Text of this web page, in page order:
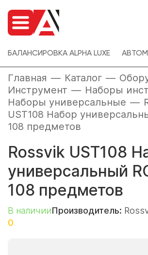
БАЛАНСИРОВКА ALPHA LUXE
Главная — Каталог —
Инструмент — Наборы
Наборы универсальные —
UST108 Набор
108 предметов
Rossvik UST108
универсальный
108 предметов
В наличииПроизводитель:
0